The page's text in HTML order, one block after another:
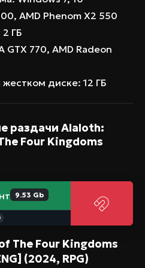
А благодаря
кооператива на 3
AMD Phenom X2 550
ГБ
GTX 770, AMD Radeon
диске: 12 ГБ
раздачи Alaloth:
Four Kingdoms
9.53 Gb
The Four Kingdoms
(2024, RPG)